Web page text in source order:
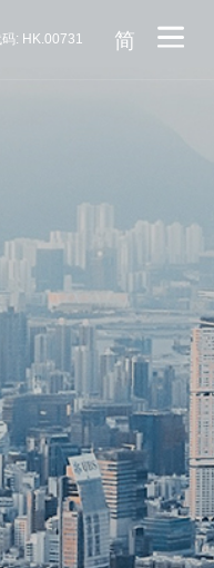
简
码: HK.00731